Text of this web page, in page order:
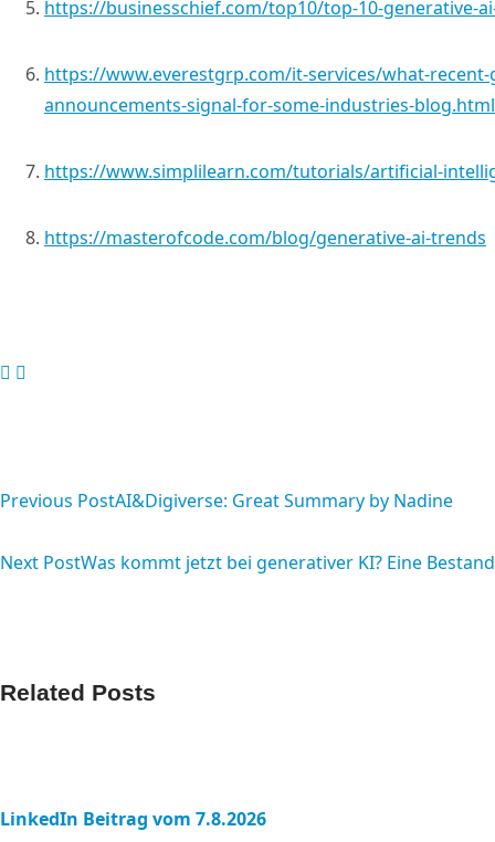
https://businesschief.com/top10/top-10-generative-
https://www.everestgrp.com/it-services/what-
announcements-signal-for-some-industries-blog.html
https://www.simplilearn.com/tutorials/artificial-
https://masterofcode.com/blog/generative-ai-trends
class="nav-
screen-
Previous PostAI&Digiverse: Great Summary by Nadine
Next PostWas kommt jetzt bei generativer KI? Eine
Related Posts
LinkedIn Beitrag vom 7.8.2026